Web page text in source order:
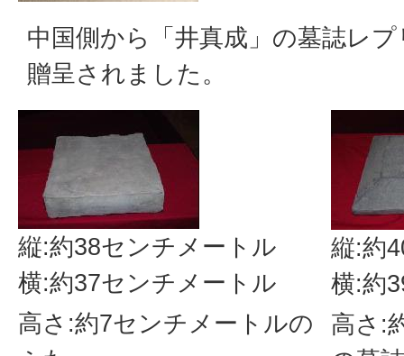
中国側から「井真成」の墓誌レ
贈呈されました。
縦:約38センチメートル
横:約37センチメートル
高さ:約7センチメートルの
縦:約
横:約
高さ: